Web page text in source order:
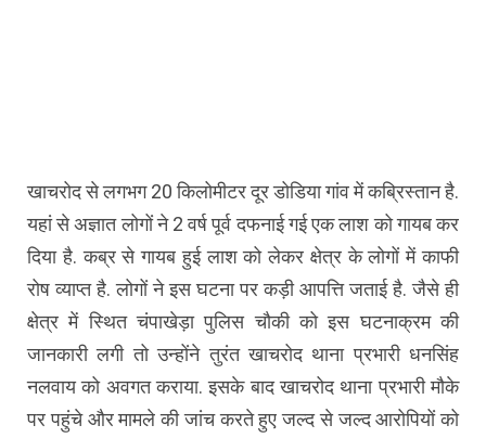
खाचरोद से लगभग 20 किलोमीटर दूर डोडिया गांव में कब्रिस्तान है.
यहां से अज्ञात लोगों ने 2 वर्ष पूर्व दफनाई गई एक लाश को गायब कर
दिया है. कब्र से गायब हुई लाश को लेकर क्षेत्र के लोगों में काफी
रोष व्याप्त है. लोगों ने इस घटना पर कड़ी आपत्ति जताई है. जैसे ही
क्षेत्र में स्थित चंपाखेड़ा पुलिस चौकी को इस घटनाक्रम की
जानकारी लगी तो उन्होंने तुरंत खाचरोद थाना प्रभारी धनसिंह
नलवाय को अवगत कराया. इसके बाद खाचरोद थाना प्रभारी मौके
पर पहुंचे और मामले की जांच करते हुए जल्द से जल्द आरोपियों को